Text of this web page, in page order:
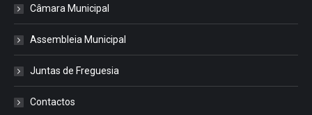
Câmara Municipal
Assembleia Municipal
Juntas de Freguesia
Contactos